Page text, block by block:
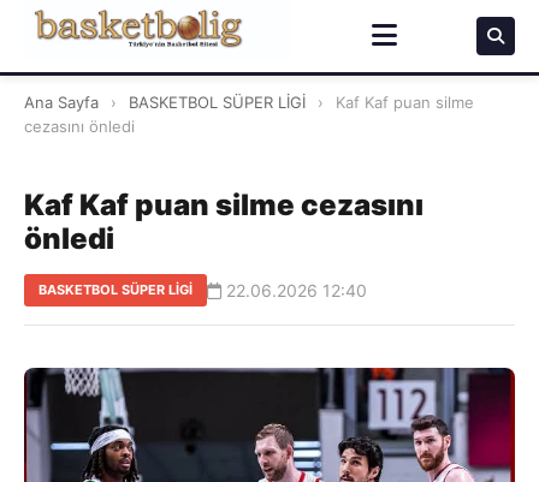
Ana Sayfa › BASKETBOL SÜPER LİGİ ›
Kaf Kaf puan silme
cezasını önledi
Kaf Kaf puan silme cezasını
önledi
BASKETBOL SÜPER LİGİ 22.06.2026 12:40